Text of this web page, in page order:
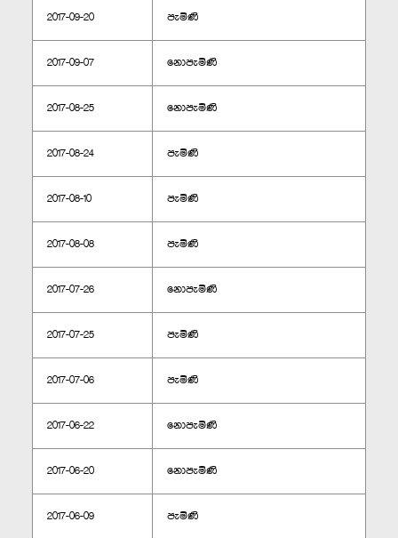
2017-09-20 පැමිණි
2017-09-07 නොපැමිණි
2017-08-25 නොපැමිණි
2017-08-24 පැමිණි
2017-08-10 පැමිණි
2017-08-08 පැමිණි
2017-07-26 නොපැමිණි
2017-07-25 පැමිණි
2017-07-06 පැමිණි
2017-06-22 නොපැමිණි
2017-06-20 නොපැමිණි
2017-06-09 පැමිණි